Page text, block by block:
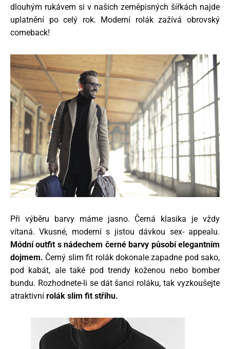
dlouhým rukávem si v našich zeměpisných šířkách najde
uplatnění po celý rok. Moderní rolák zažívá obrovský
comeback!
Při výběru barvy máme jasno. Černá klasika je vždy
vítaná. Vkusné, moderní s jistou dávkou sex- appealu.
Módní outfit s nádechem černé barvy působí elegantním
dojmem. Černý slim fit rolák dokonale zapadne pod sako,
pod kabát, ale také pod trendy koženou nebo bomber
bundu. Rozhodnete-li se dát šanci roláku, tak vyzkoušejte
atraktivní rolák slim fit střihu.